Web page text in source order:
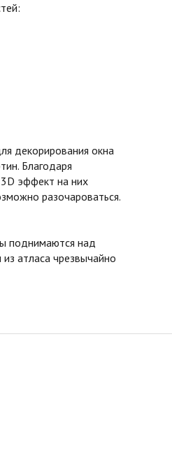
декорирования окна
Благодаря
эффект на них
разочароваться.
поднимаются над
атласа чрезвычайно